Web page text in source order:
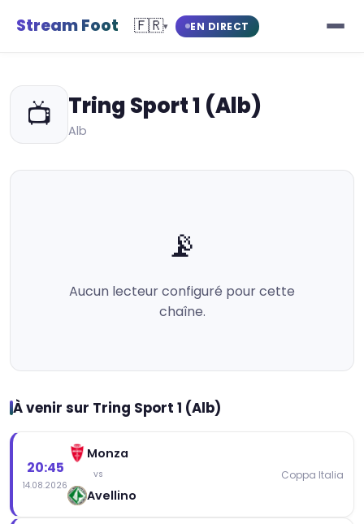
Stream Foot 🇫🇷▾ EN DIRECT
📺 Tring Sport 1 (Alb)
Alb
📡
Aucun lecteur configuré pour cette
chaîne.
À venir sur Tring Sport 1 (Alb)
20:45
14.08.2026
Monza
vs
Avellino
Coppa Italia